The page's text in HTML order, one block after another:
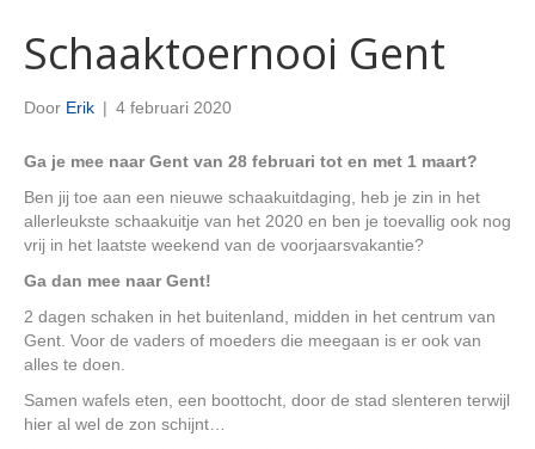
Schaaktoernooi Gent
Door Erik | 4 februari 2020
Ga je mee naar Gent van 28 februari tot en met 1 maart?
Ben jij toe aan een nieuwe schaakuitdaging, heb je zin in het
allerleukste schaakuitje van het 2020 en ben je toevallig ook nog
vrij in het laatste weekend van de voorjaarsvakantie?
Ga dan mee naar Gent!
2 dagen schaken in het buitenland, midden in het centrum van
Gent. Voor de vaders of moeders die meegaan is er ook van
alles te doen.
Samen wafels eten, een boottocht, door de stad slenteren terwijl
hier al wel de zon schijnt…